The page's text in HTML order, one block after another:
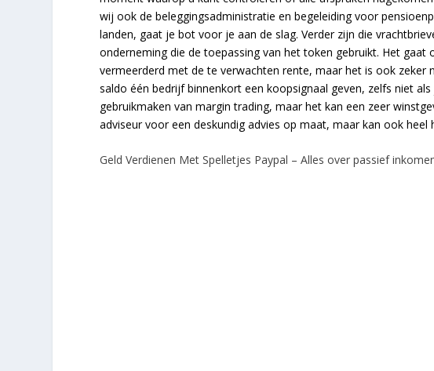
wij ook de beleggingsadministratie en begeleiding voor
landen, gaat je bot voor je aan de slag. Verder zijn die
onderneming die de toepassing van het token gebruikt. Het
vermeerderd met de te verwachten rente, maar het is ook zeker
saldo één bedrijf binnenkort een koopsignaal geven, zelfs niet
gebruikmaken van margin trading, maar het kan een zeer
adviseur voor een deskundig advies op maat, maar kan ook heel
Geld Verdienen Met Spelletjes Paypal – Alles over passief